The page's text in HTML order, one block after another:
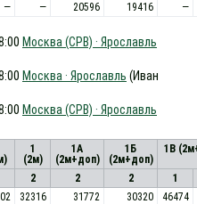
— — 20596 19416 —
Москва (СРВ) · Ярославль
Москва · Ярославль (Иван
Москва (СРВ) · Ярославль
1
(2м)
1А
(2м+доп)
1Б
(2м+доп)
1В
2 2 2
1
32316 31772 30320
46474